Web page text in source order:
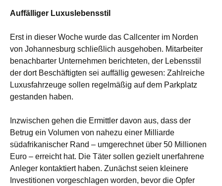
Auffälliger Luxuslebensstil
Erst in dieser Woche wurde das Callcenter im Norden
von Johannesburg schließlich ausgehoben. Mitarbeiter
benachbarter Unternehmen berichteten, der Lebensstil
der dort Beschäftigten sei auffällig gewesen: Zahlreiche
Luxusfahrzeuge sollen regelmäßig auf dem Parkplatz
gestanden haben.
Inzwischen gehen die Ermittler davon aus, dass der
Betrug ein Volumen von nahezu einer Milliarde
südafrikanischer Rand – umgerechnet über 50 Millionen
Euro – erreicht hat. Die Täter sollen gezielt unerfahrene
Anleger kontaktiert haben. Zunächst seien kleinere
Investitionen vorgeschlagen worden, bevor die Opfer